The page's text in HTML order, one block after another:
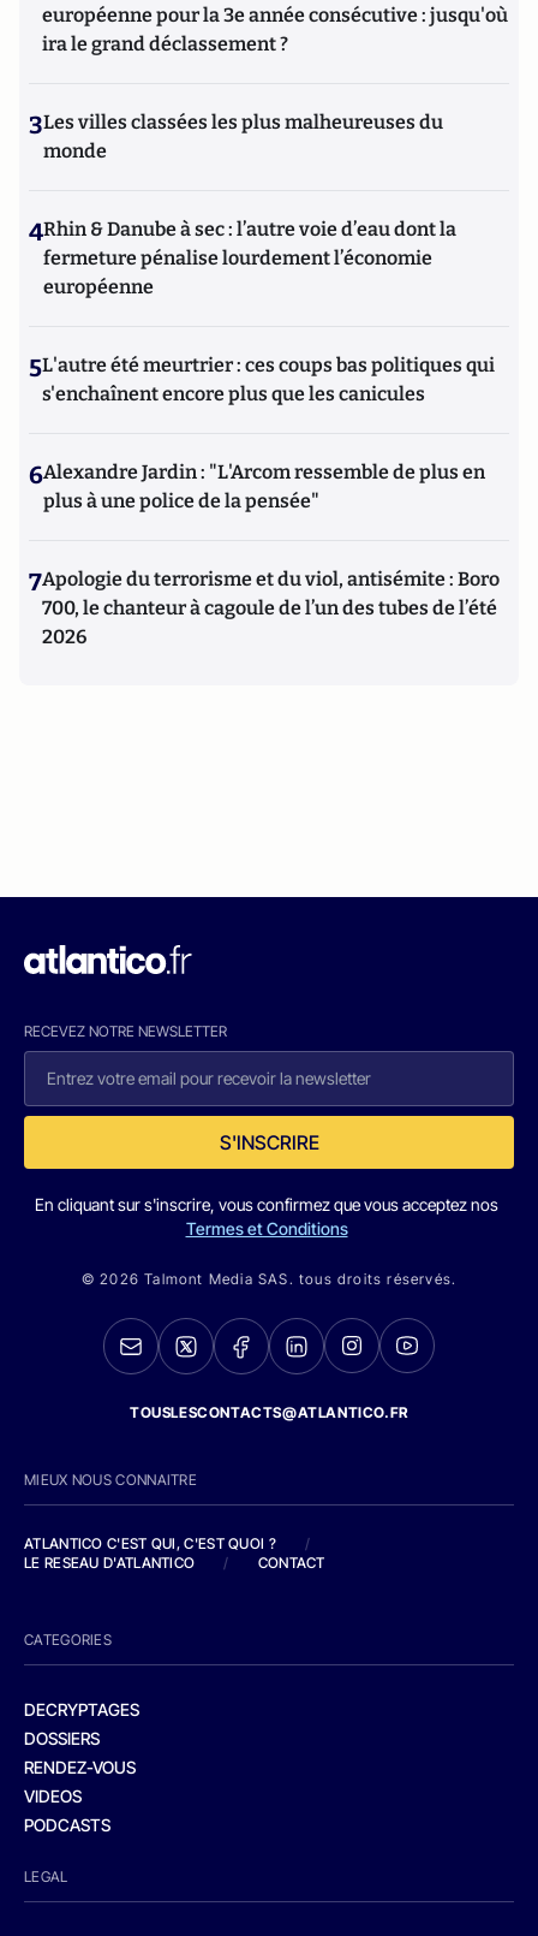
européenne pour la 3e année consécutive : jusqu'où
ira le grand déclassement ?
3Les villes classées les plus malheureuses du
monde
4Rhin & Danube à sec : l’autre voie d’eau dont la
fermeture pénalise lourdement l’économie
européenne
5L'autre été meurtrier : ces coups bas politiques qui
s'enchaînent encore plus que les canicules
6Alexandre Jardin : "L'Arcom ressemble de plus en
plus à une police de la pensée"
7Apologie du terrorisme et du viol, antisémite : Boro
700, le chanteur à cagoule de l’un des tubes de l’été
2026
RECEVEZ NOTRE NEWSLETTER
S'INSCRIRE
En cliquant sur s'inscrire, vous confirmez que vous acceptez nos
Termes et Conditions
© 2026 Talmont Media SAS. tous droits réservés.
TOUSLESCONTACTS@ATLANTICO.FR
MIEUX NOUS CONNAITRE
ATLANTICO C'EST QUI, C'EST QUOI ?
/
LE RESEAU D'ATLANTICO
/ CONTACT
CATEGORIES
DECRYPTAGES
DOSSIERS
RENDEZ-VOUS
VIDEOS
PODCASTS
LEGAL